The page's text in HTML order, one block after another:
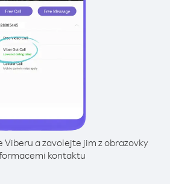
Viberu a zavolejte jim z obrazovky
kontaktu